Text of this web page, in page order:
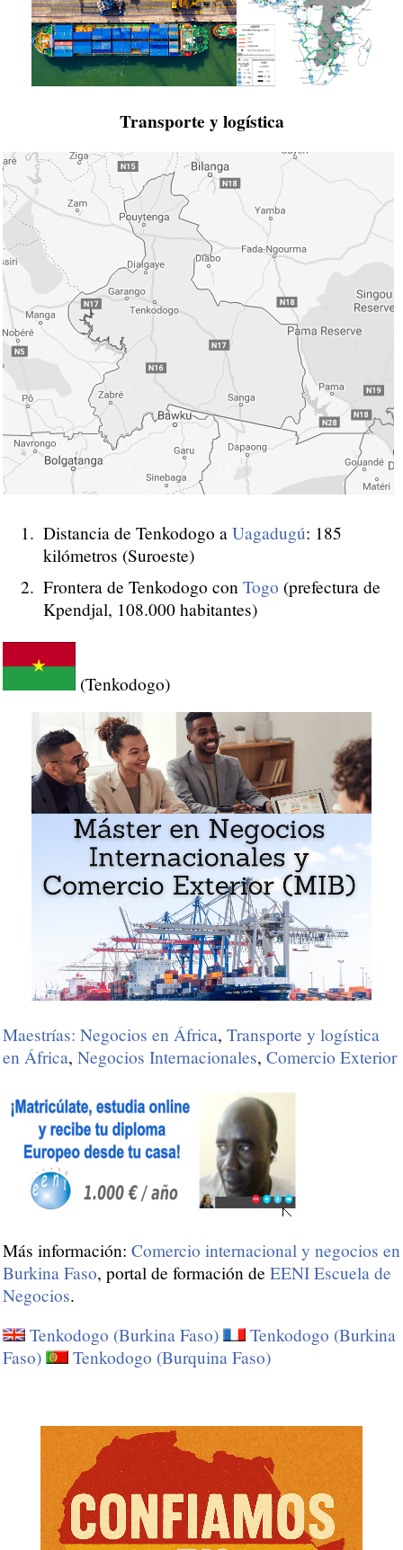
Transporte y logística
Distancia de Tenkodogo a Uagadugú: 185
kilómetros (Suroeste)
Frontera de Tenkodogo con Togo (prefectura de
Kpendjal, 108.000 habitantes)
(Tenkodogo)
Maestrías: Negocios en África, Transporte y logística
en África, Negocios Internacionales, Comercio Exterior
Más información: Comercio internacional y negocios en
Burkina Faso, portal de formación de EENI Escuela de
Negocios.
Tenkodogo (Burkina Faso)
Tenkodogo (Burkina
Faso)
Tenkodogo (Burquina Faso)